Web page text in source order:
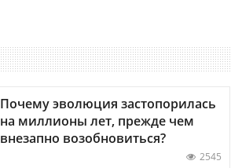
Почему эволюция застопорилась
на миллионы лет, прежде чем
внезапно возобновиться?
2545